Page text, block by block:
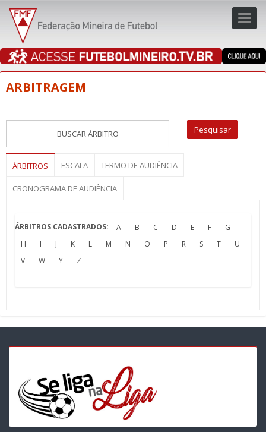
ARBITRAGEM
ÁRBITROS ESCALA TERMO DE AUDIÊNCIA
CRONOGRAMA DE AUDIÊNCIA
ÁRBITROS CADASTRADOS: A B C D E F
G
H
I J K L M N O P R S T
U
V
W Y Z